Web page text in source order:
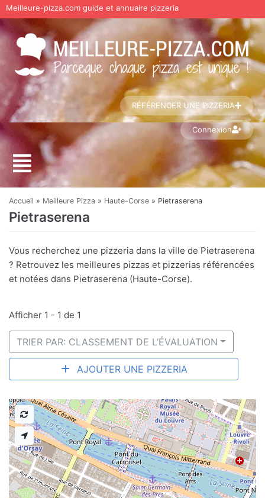
Aller
au
contenu
Meilleure-pizza.com guide et annuaire pizzeria
RÉFÉRENCER UNE PIZZERIA
Connexion
Accueil » Meilleure Pizza » Haute-Corse » Pietraserena
Pietraserena
Vous recherchez une pizzeria dans la ville de Pietraserena
? Retrouvez les meilleures pizzas et pizzerias référencées
et notées dans Pietraserena (Haute-Corse).
Afficher 1 - 1 de 1
TRIER PAR: CLASSEMENT DE L’ÉVALUATION
AJOUTER UNE PIZZERIA